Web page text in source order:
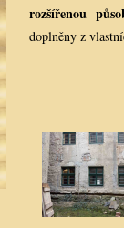
rozšířenou
doplněny z